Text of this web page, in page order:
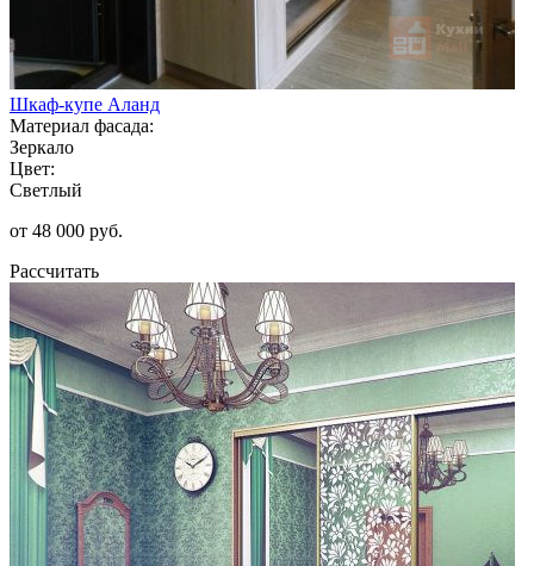
Шкаф-купе Аланд
Материал фасада:
Зеркало
Цвет:
Светлый
от 48 000 руб.
Рассчитать